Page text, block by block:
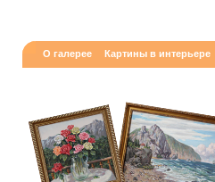
О галерее Картины в интерьере